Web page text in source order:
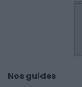
Nos guides